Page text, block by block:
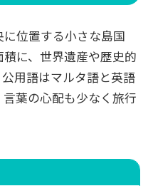
観光
リーマでショッピン
に位置する小さな島国
に、世界遺産や歴史的
用語はマルタ語と英語
言葉の心配も少なく旅行